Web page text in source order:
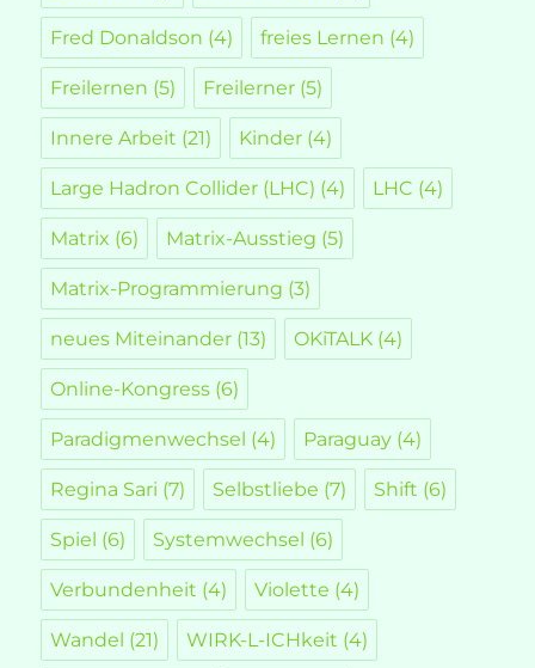
Fred Donaldson (4) freies Lernen (4)
Freilernen (5) Freilerner (5)
Innere Arbeit (21) Kinder (4)
Large Hadron Collider (LHC) (4) LHC (4)
Matrix (6) Matrix-Ausstieg (5)
Matrix-Programmierung (3)
neues Miteinander (13) OKiTALK (4)
Online-Kongress (6)
Paradigmenwechsel (4) Paraguay (4)
Regina Sari (7) Selbstliebe (7) Shift (6)
Spiel (6) Systemwechsel (6)
Verbundenheit (4) Violette (4)
Wandel (21) WIRK-L-ICHkeit (4)